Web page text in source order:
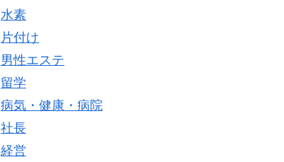
水素
片付け
男性エステ
留学
病気・健康・病院
社長
経営